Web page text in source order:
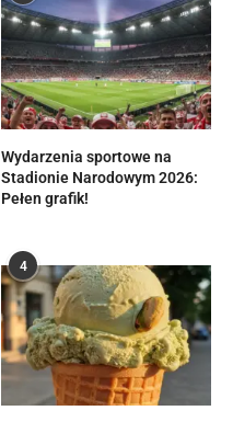
Wydarzenia sportowe na
Stadionie Narodowym 2026:
Pełen grafik!
4